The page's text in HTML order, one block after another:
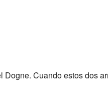
Cuando estos dos